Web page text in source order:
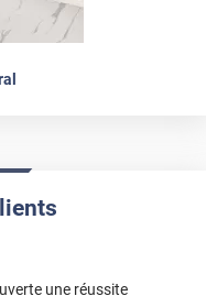
une réussite